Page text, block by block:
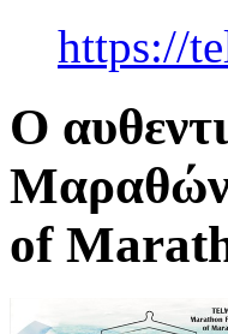
https://
Ο
of